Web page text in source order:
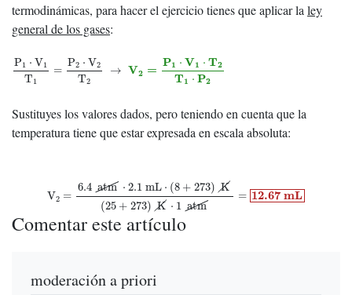
termodinámicas, para hacer el ejercicio tienes que aplicar la ley
general de los gases:
P1 ⋅ V1
T1
=
P2 ⋅ V2
T2
→ V2 =
P1 ⋅ V1 ⋅ T2
T1 ⋅ P2
P1 V1T 2⋅ 2T V1 2T P2
Sustituyes los valores dados, pero teniendo en cuenta que la
temperatura tiene que estar expresada en escala absoluta:
V2 =
6.4 atm ⋅ 2.1 mL ⋅ (8 + 273) K
(25 + 273) K ⋅ 1 atm
= 12.67 mL
6.4 atm ⋅ 2.1 mL⋅ +273) (25+ 273)
Comentar este artículo
moderación a priori